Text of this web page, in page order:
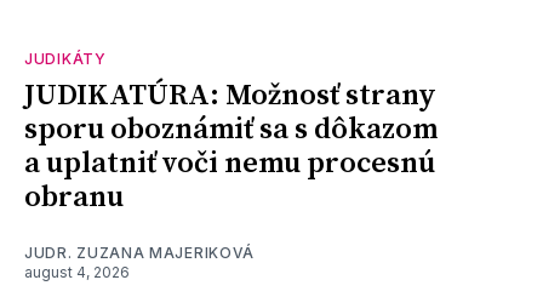
JUDIKÁTY
JUDIKATÚRA: Možnosť strany
sporu oboznámiť sa s dôkazom
a uplatniť voči nemu procesnú
obranu
JUDR. ZUZANA MAJERIKOVÁ
august 4, 2026